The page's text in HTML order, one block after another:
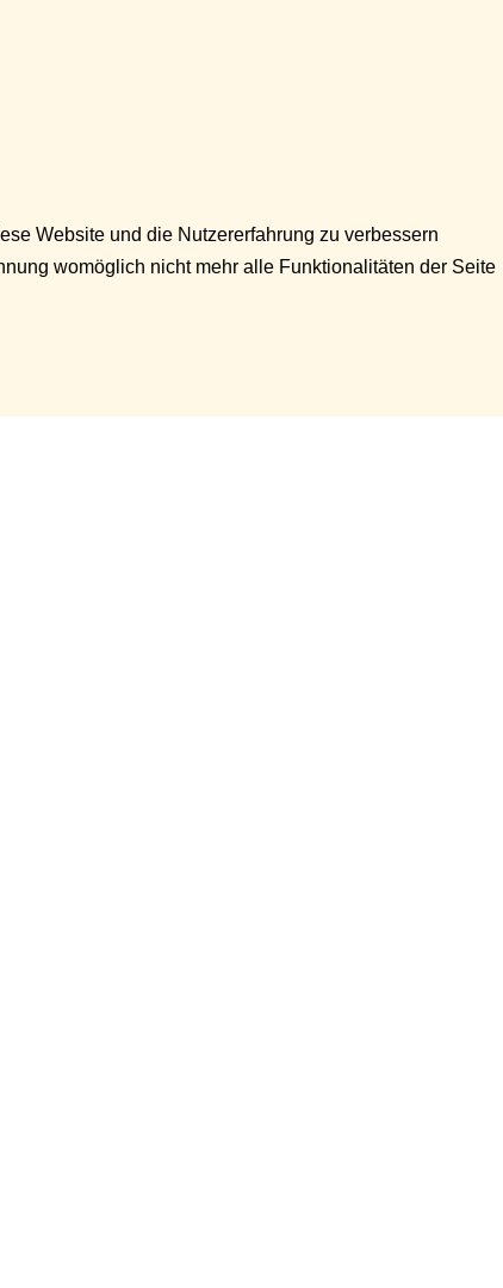
Website und die Nutzererfahrung zu verbessern
womöglich nicht mehr alle Funktionalitäten der Seite